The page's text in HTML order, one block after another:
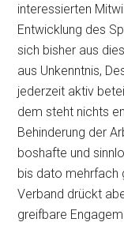
interessierten
Entwicklung des
sich bisher aus
aus Unkenntnis,
jederzeit aktiv
dem steht nichts
Behinderung der
boshafte und
bis dato mehrfach
Verband drückt
greifbare